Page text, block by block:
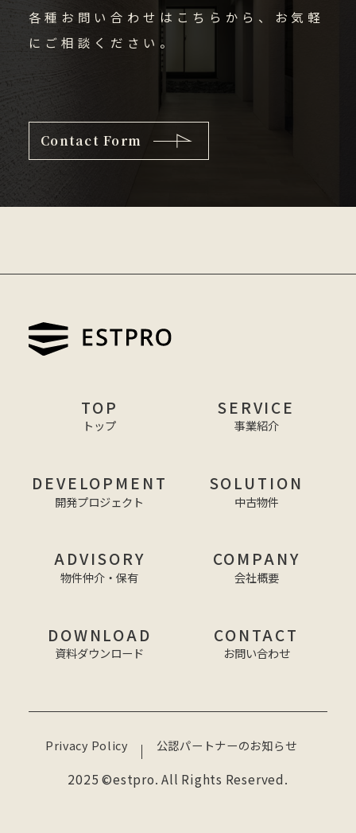
各種お問い合わせはこちらから、お気軽
にご相談ください。
Contact Form
TOP
トップ
SERVICE
事業紹介
DEVELOPMENT
開発プロジェクト
SOLUTION
中古物件
ADVISORY
物件仲介・保有
COMPANY
会社概要
DOWNLOAD
資料ダウンロード
CONTACT
お問い合わせ
Privacy Policy 公認パートナーのお知らせ
2025 ©estpro. All Rights Reserved.